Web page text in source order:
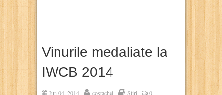
Vinurile medaliate la
IWCB 2014
Jun 04, 2014 costachel Știri 0